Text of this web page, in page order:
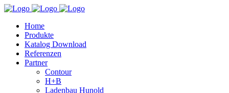
Home
Produkte
Katalog Download
Referenzen
Partner
Contour
H+B
Ladenbau Hunold